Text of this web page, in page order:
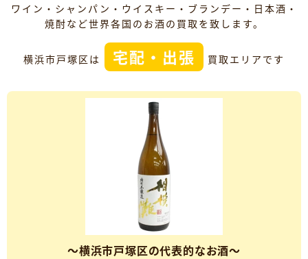
ワイン・シャンパン・ウイスキー・ブランデー・日本酒・
焼酎など世界各国のお酒の買取を致します。
横浜市戸塚区は 宅配・出張 買取エリアです
～横浜市戸塚区の代表的なお酒～